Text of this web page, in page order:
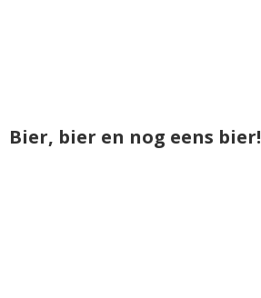
Bier, bier en nog eens bier!